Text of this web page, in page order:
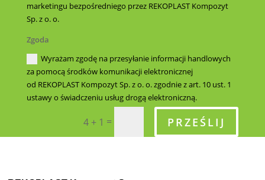
marketingu bezpośredniego przez REKOPLAST Kompozyt
Sp. z o. o.
Zgoda
Wyrażam zgodę na przesyłanie informacji handlowych
za pomocą środków komunikacji elektronicznej
od REKOPLAST Kompozyt Sp. z o. o. zgodnie z art. 10 ust. 1
ustawy o świadczeniu usług drogą elektroniczną.
4 + 1 = PRZEŚLIJ